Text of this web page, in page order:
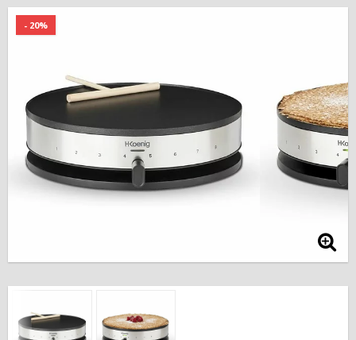
- 20%